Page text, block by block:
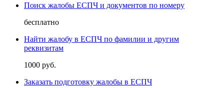
Поиск жалобы ЕСПЧ и документов по номеру
бесплатно
Найти жалобу в ЕСПЧ по фамилии и другим
реквизитам
1000 руб.
Заказать подготовку жалобы в ЕСПЧ